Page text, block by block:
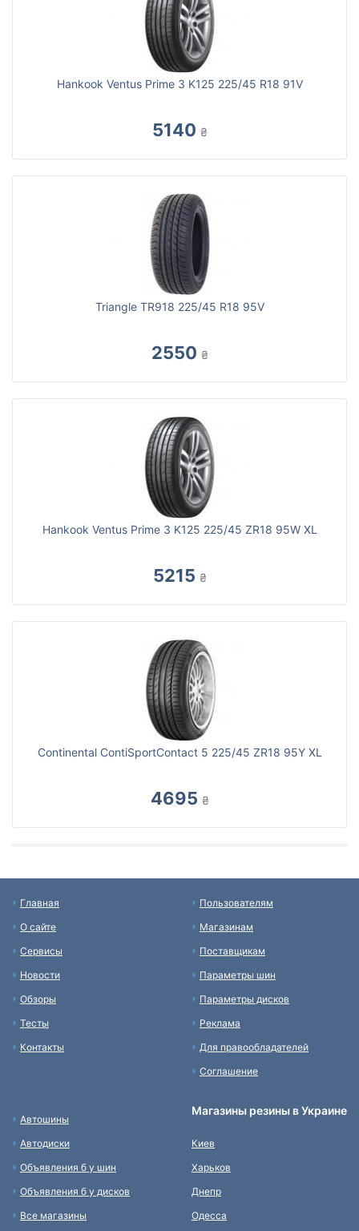
Hankook Ventus Prime 3 K125 225/45 R18 91V
5140 ₴
Triangle TR918 225/45 R18 95V
2550 ₴
Hankook Ventus Prime 3 K125 225/45 ZR18 95W XL
5215 ₴
Continental ContiSportContact 5 225/45 ZR18 95Y XL
4695 ₴
Главная
О сайте
Сервисы
Новости
Обзоры
Тесты
Контакты
Пользователям
Магазинам
Поставщикам
Параметры шин
Параметры дисков
Реклама
Для правообладателей
Соглашение
Автошины
Автодиски
Объявления б у шин
Объявления б у дисков
Все магазины
Магазины резины в Украине
Киев
Харьков
Днепр
Одесса